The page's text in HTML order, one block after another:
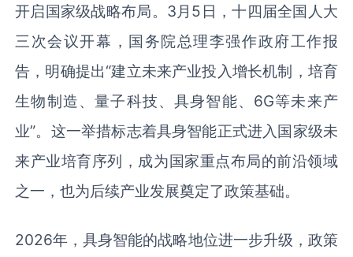
开启国家级战略布局。3月5日，十四届全国人大
三次会议开幕，国务院总理李强作政府工作报
告，明确提出“建立未来产业投入增长机制，培育
生物制造、量子科技、具身智能、6G等未来产
业”。这一举措标志着具身智能正式进入国家级未
来产业培育序列，成为国家重点布局的前沿领域
之一，也为后续产业发展奠定了政策基础。
2026年，具身智能的战略地位进一步升级，政策